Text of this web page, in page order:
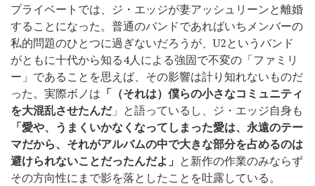
プライベートでは、ジ・エッジが妻アッシュリーンと離婚
することになった。普通のバンドであればいちメンバーの
私的問題のひとつに過ぎないだろうが、U2というバンド
がともに十代から知る4人による強固で不変の「ファミリ
ー」であることを思えば、その影響は計り知れないものだ
った。実際ボノは 「（それは）僕らの小さなコミュニティ
を大混乱させたんだ」と語っているし、ジ・エッジ自身も
「愛や、うまくいかなくなってしまった愛は、永遠のテー
マだから、それがアルバムの中で大きな部分を占めるのは
避けられないことだったんだよ」 と新作の作業のみならず
その方向性にまで影を落としたことを吐露している。